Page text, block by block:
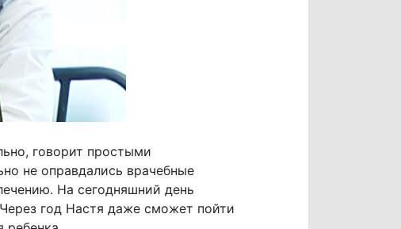
говорит простыми
не оправдались врачебные
На сегодняшний день
год Настя даже сможет пойти